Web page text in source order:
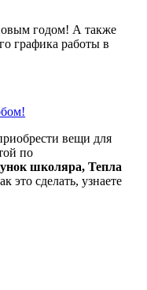
годом! А также
графика работы в
вещи для
по
школяра, Тепла
это сделать, узнаете